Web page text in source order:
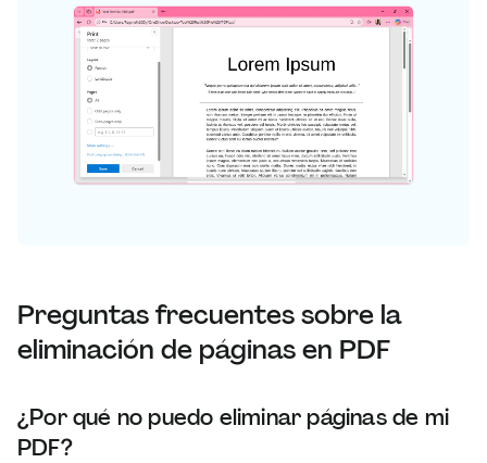
Preguntas frecuentes sobre la
eliminación de páginas en PDF
¿Por qué no puedo eliminar páginas de mi
PDF?